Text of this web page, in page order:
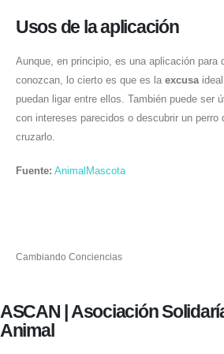
Usos de la aplicación
Aunque, en principio, es una aplicación para
conozcan, lo cierto es que es la excusa
puedan ligar entre ellos. También puede ser
con intereses parecidos o descubrir un perro
cruzarlo.
Fuente: AnimalMascota
Cambiando Conciencias
ASCAN | Asociación
Animal